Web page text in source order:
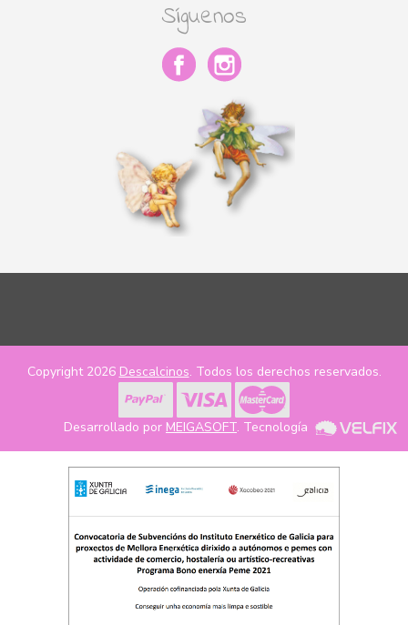
Síguenos
Copyright 2026 Descalcinos. Todos los derechos reservados.
Desarrollado por MEIGASOFT. Tecnología